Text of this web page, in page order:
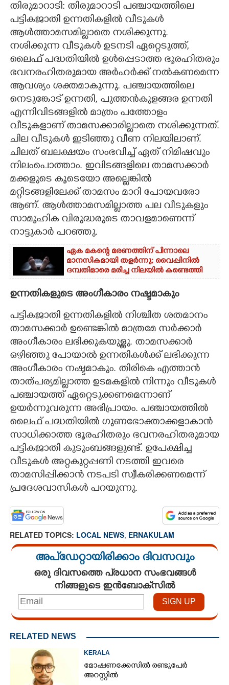
CARTOONS
LITERATURE
ZOOM
CONTACT US
തിരുമാറാടി: തിരുമാറാടി പഞ്ചായത്തിലെ
പട്ടികജാതി ഉന്നതികളിൽ വീടുകൾ
ആൾത്താമസമില്ലാതെ നശിക്കുന്നു.
നശിക്കുന്ന വീടുകൾ ഉടനടി ഏറ്റെടുത്ത്,
ലൈഫ് പദ്ധതിയിൽ ഉൾപ്പെടാത്ത ഭൂരഹിതരും
ഭവനരഹിതരുമായ അർഹർക്ക് നൽകണമെന്ന
ആവശ്യം ശക്തമാകുന്നു. ​പഞ്ചായത്തിലെ
നെടുങ്കോട് ഉന്നതി, പുത്തൻകുളങ്ങര ഉന്നതി
എന്നിവിടങ്ങളിൽ മാത്രം പത്തോളം
വീടുകളാണ് താമസക്കാരില്ലാതെ നശിക്കുന്നത്.
ചില വീടുകൾ ഇടിഞ്ഞു വീണ നിലയിലാണ്.
ചിലത് ബലക്ഷയം സംഭവിച്ച് ഏത് നിമിഷവും
നിലംപൊത്താം. ഇവിടങ്ങളിലെ താമസക്കാർ
മക്കളുടെ കൂടെയോ അല്ലെങ്കിൽ
മറ്റിടങ്ങളിലേക്ക് താമസം മാറി പോയവരോ
ആണ്. ആൾത്താമസമില്ലാത്ത പല വീടുകളും
സാമൂഹിക വിരുദ്ധരുടെ താവളമാണെന്ന്
നാട്ടുകാർ പറഞ്ഞു.
ഏക മകന്റെ മരണത്തിന് പിന്നാലെ
മാനസികമായി തളർന്നു; വൈപ്പിനിൽ
ദമ്പതിമാരെ മരിച്ച നിലയിൽ കണ്ടെത്തി
ഉന്നതികളുടെ അംഗീകാരം നഷ്ടമാകും
​പട്ടികജാതി ഉന്നതികളിൽ നിശ്ചിത ശതമാനം
താമസക്കാർ ഉണ്ടെങ്കിൽ മാത്രമേ സർക്കാർ
അംഗീകാരം ലഭിക്കുകയുള്ളു. താമസക്കാർ
ഒഴിഞ്ഞു പോയാൽ ഉന്നതികൾക്ക് ലഭിക്കുന്ന
അംഗീകാരം നഷ്ടമാകും. തിരികെ എത്താൻ
താത്പര്യമില്ലാത്ത ഉടമകളിൽ നിന്നും വീടുകൾ
പഞ്ചായത്ത് ഏറ്റെടുക്കണമെന്നാണ്
ഉയർന്നുവരുന്ന അഭിപ്രായം. പഞ്ചായത്തിൽ
ലൈഫ് പദ്ധതിയിൽ ഗുണഭോക്താക്കളാകാൻ
സാധിക്കാത്ത ഭൂരഹിതരും ഭവനരഹിതരുമായ
പട്ടികജാതി കുടുംബങ്ങളുണ്ട്. ഉപേക്ഷിച്ച
വീടുകൾ അറ്റകുറ്റപ്പണി നടത്തി ഇവരെ
താമസിപ്പിക്കാൻ നടപടി സ്വീകരിക്കണമെന്ന്
പ്രദേശവാസികൾ പറയുന്നു.
RELATED TOPICS: LOCAL NEWS, ERNAKULAM
അപ്ഡേറ്റായിരിക്കാം ദിവസവും
ഒരു ദിവസത്തെ പ്രധാന സംഭവങ്ങൾ
നിങ്ങളുടെ ഇൻബോക്സിൽ
RELATED NEWS
KERALA
മോഷണക്കേസിൽ രണ്ടുപേർ
അറസ്റ്റിൽ